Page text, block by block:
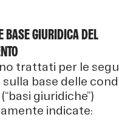
BASE GIURIDICA DEL
trattati per le
base delle
giuridiche”)
indicate: